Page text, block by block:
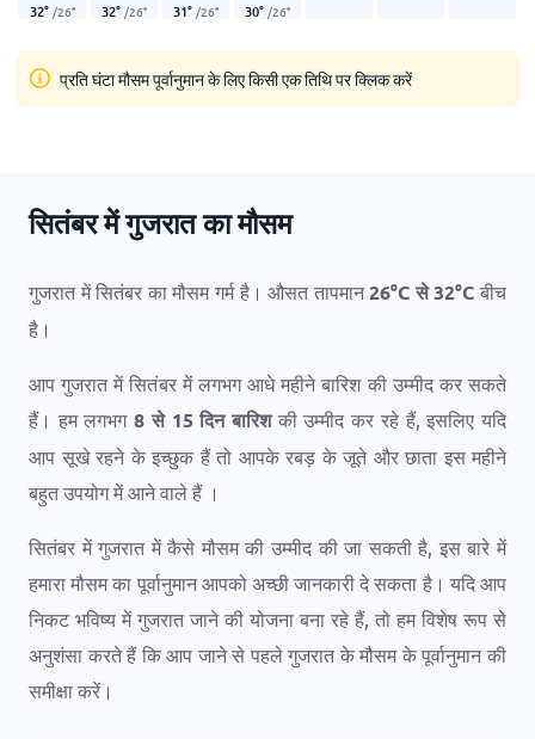
32° /26° 32° /26° 31° /26° 30° /26°
प्रति घंटा मौसम पूर्वानुमान के लिए किसी एक तिथि पर क्लिक करें
सितंबर में गुजरात का मौसम
गुजरात में सितंबर का मौसम गर्म है। औसत तापमान26°Cसे32°C बीच
है।
आप गुजरात में सितंबर में लगभग आधे महीने बारिश की उम्मीद कर सकते
हैं। हम लगभग8 से 15 दिन बारिशकी उम्मीद कर रहे हैं, इसलिए यदि
आप सूखे रहने के इच्छुक हैं तो आपके रबड़ के जूते और छाता इस महीने
बहुत उपयोग में आने वाले हैं ।
सितंबर में गुजरात में कैसे मौसम की उम्मीद की जा सकती है, इस बारे में
हमारा मौसम का पूर्वानुमान आपको अच्छी जानकारी दे सकता है। यदि आप
निकट भविष्य में गुजरात जाने की योजना बना रहे हैं, तो हम विशेष रूप से
अनुशंसा करते हैं कि आप जाने से पहले गुजरात के मौसम के पूर्वानुमान की
समीक्षा करें।